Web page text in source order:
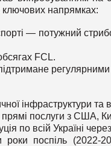
ключових напрямках:
— потужний
FCL.
інфраструктури
послуги з США,
по всій Україні
роки поспіль